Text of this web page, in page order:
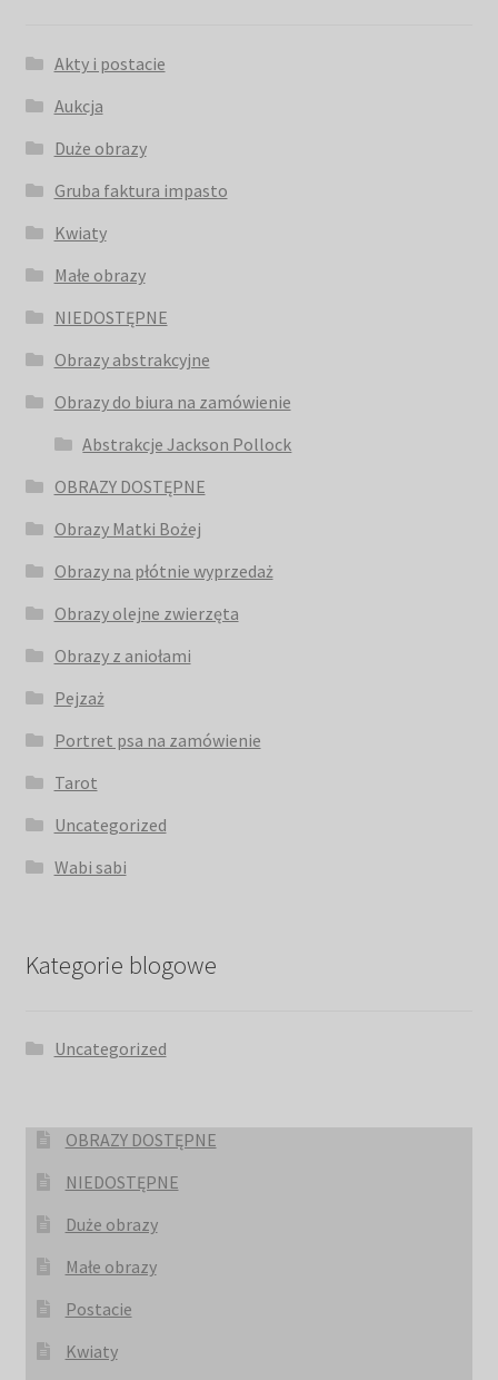
Akty i postacie
Aukcja
Duże obrazy
Gruba faktura impasto
Kwiaty
Małe obrazy
NIEDOSTĘPNE
Obrazy abstrakcyjne
Obrazy do biura na zamówienie
Abstrakcje Jackson Pollock
OBRAZY DOSTĘPNE
Obrazy Matki Bożej
Obrazy na płótnie wyprzedaż
Obrazy olejne zwierzęta
Obrazy z aniołami
Pejzaż
Portret psa na zamówienie
Tarot
Uncategorized
Wabi sabi
Kategorie blogowe
Uncategorized
OBRAZY DOSTĘPNE
NIEDOSTĘPNE
Duże obrazy
Małe obrazy
Postacie
Kwiaty